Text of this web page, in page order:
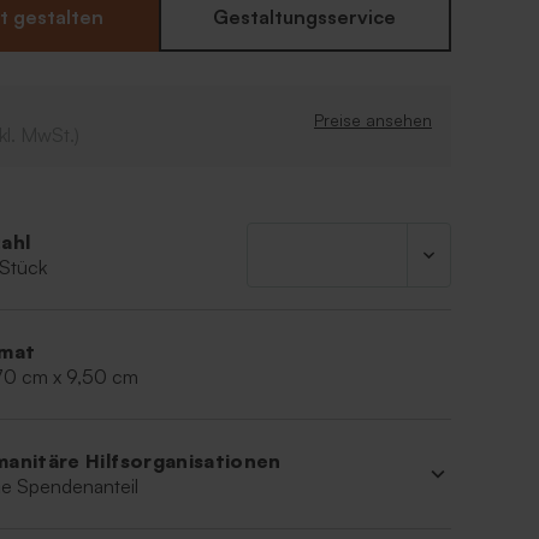
In unserem Online-Editor hast du
im Querformat
gestalten Gestaltungsservice
Preise ansehen
cm x 9,50 cm
Hilfsorganisationen
Spendenanteil